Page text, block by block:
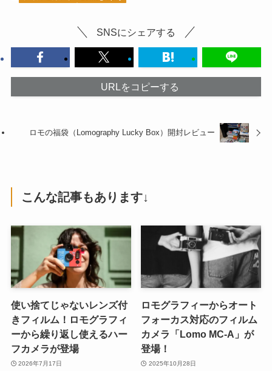
SNSにシェアする
URLをコピーする
ロモの福袋（Lomography Lucky Box）開封レビュー
こんな記事もあります↓
使い捨てじゃないレンズ付
きフィルム！ロモグラフィ
ーから繰り返し使えるハー
フカメラが登場
2026年7月17日
ロモグラフィーからオート
フォーカス対応のフィルム
カメラ「Lomo MC-A」が
登場！
2025年10月28日